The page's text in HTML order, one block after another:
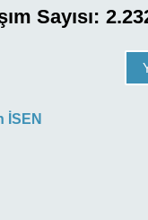
Sayısı:
İSEN